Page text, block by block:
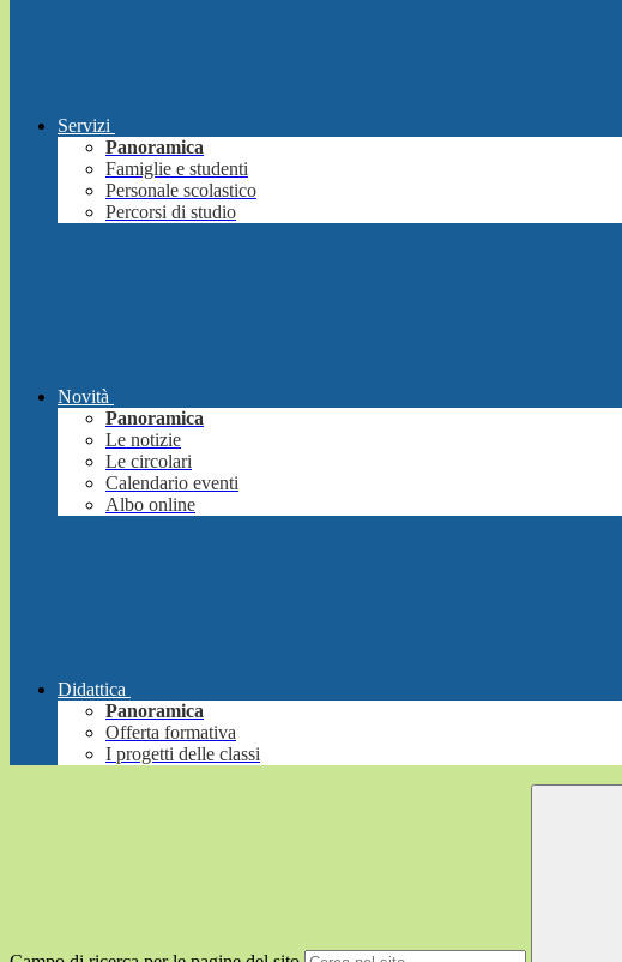
Servizi
Panoramica
Famiglie e studenti
Personale scolastico
Percorsi di studio
Novità
Panoramica
Le notizie
Le circolari
Calendario eventi
Albo online
Didattica
Panoramica
Offerta formativa
I progetti delle classi